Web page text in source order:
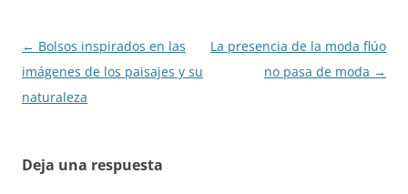
Navegación
de
entradas
← Bolsos inspirados en las
imágenes de los paisajes y su
naturaleza
La presencia de la moda flúo
no pasa de moda →
Deja una respuesta